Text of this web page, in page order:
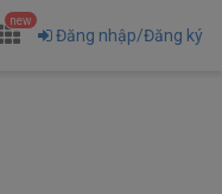
new
Đăng nhập/Đăng ký